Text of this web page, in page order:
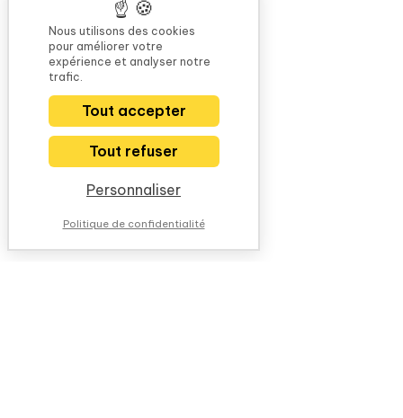
Nous utilisons des cookies
pour améliorer votre
expérience et analyser notre
trafic.
Tout accepter
Tout refuser
Personnaliser
Politique de confidentialité